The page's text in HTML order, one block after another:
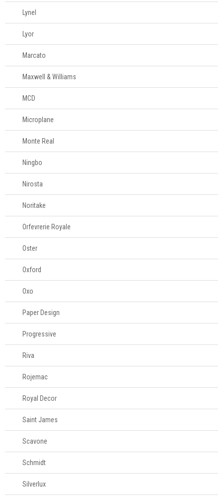
Lynel
Lyor
Marcato
Maxwell & Williams
MCD
Microplane
Monte Real
Ningbo
Nirosta
Noritake
Orfevrerie Royale
Oster
Oxford
Oxo
Paper Design
Progressive
Riva
Rojemac
Royal Decor
Saint James
Scavone
Schmidt
Silverlux